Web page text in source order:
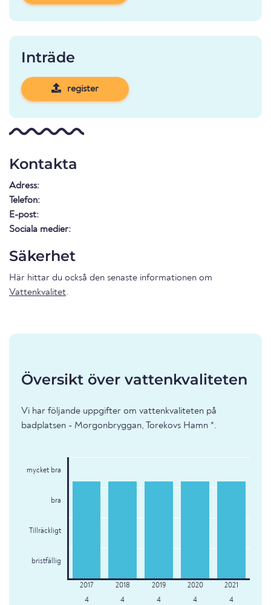
Inträde
register
Kontakta
Adress:
Telefon:
E-post:
Sociala medier:
Säkerhet
Här hittar du också den senaste informationen om
Vattenkvalitet.
Översikt över vattenkvaliteten
Vi har följande uppgifter om vattenkvaliteten på
badplatsen - Morgonbryggan, Torekovs Hamn *.
mycket bra
bra
Tillräckligt
bristfällig
4 4 4 4 4